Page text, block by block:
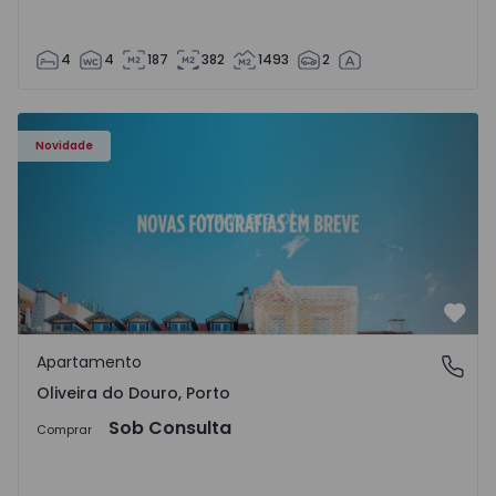
4 4 187 382 1493 2
Novidade
Apartamento T3 Vila Nova de Gaia, Oliveira do Douro -
Oliveira do Douro, Porto
Apartamento
Oliveira do Douro, Porto
Comprar Sob Consulta